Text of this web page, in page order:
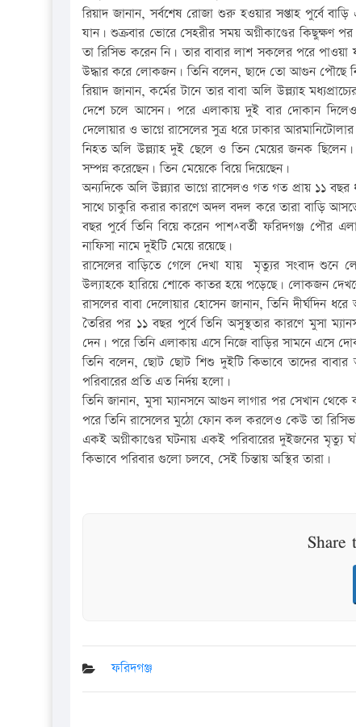
রিয়াদ জানান, সর্বশেষ রোজা শুরু হওয়ার সপ্তাহ পুর্বে
যান। শুক্রবার ভোরে সেহরীর সময় অগ্নীকাণ্ডের
তা রিসিভ করেন নি। তার বাবার লাশ সকলের পরে
উদ্ধার করে লোকজন। তিনি বলেন, ছাদে তো আগুন পৌছে
রিয়াদ জানান, কর্মের টানে তার বাবা অলি উল্ল্যাহ
দেশে চলে আসেন। পরে এলাকায় দুই বার দোকান
দেলোয়ার ও ভাগ্নে রাসেলের সুত্র ধরে ঢাকার আরমানিটোলার
নিহত অলি উল্ল্যাহ দুই ছেলে ও তিন মেয়ের জনক ছিলেন।
সম্পন্ন করেছেন। তিন মেয়েকে বিয়ে দিয়েছেন।
অন্যদিকে অলি উল্ল্যার ভাগ্নে রাসেলও গত গত প্রায় ১১
সাথে চাকুরি করার কারণে অদল বদল করে তারা বাড়ি
বছর পুর্বে তিনি বিয়ে করেন পাশ^বর্তী ফরিদগঞ্জ পৌর
নাফিসা নামে দুইটি মেয়ে রয়েছে।
রাসেলের বাড়িতে গেলে দেখা যায় মৃত্যুর সংবাদ শুনে
উল্যাহকে হারিয়ে শোকে কাতর হয়ে পড়েছে। লোকজন
রাসলের বাবা দেলোয়ার হোসেন জানান, তিনি দীর্ঘদিন
তৈরির পর ১১ বছর পুর্বে তিনি অসুস্থতার কারণে মুসা
দেন। পরে তিনি এলাকায় এসে নিজে বাড়ির সামনে এসে
তিনি বলেন, ছোট ছোট শিশু দুইটি কিভাবে তাদের
পরিবারের প্রতি এত নির্দয় হলো।
তিনি জানান, মুসা ম্যানসনে আগুন লাগার পর সেখান
পরে তিনি রাসেলের মুঠো ফোন কল করলেও কেউ তা
একই অগ্নীকাণ্ডের ঘটনায় একই পরিবারের দুইজনের মৃত্যু
কিভাবে পরিবার গুলো চলবে, সেই চিন্তায় অস্থির তারা।
Share
ফরিদগঞ্জ